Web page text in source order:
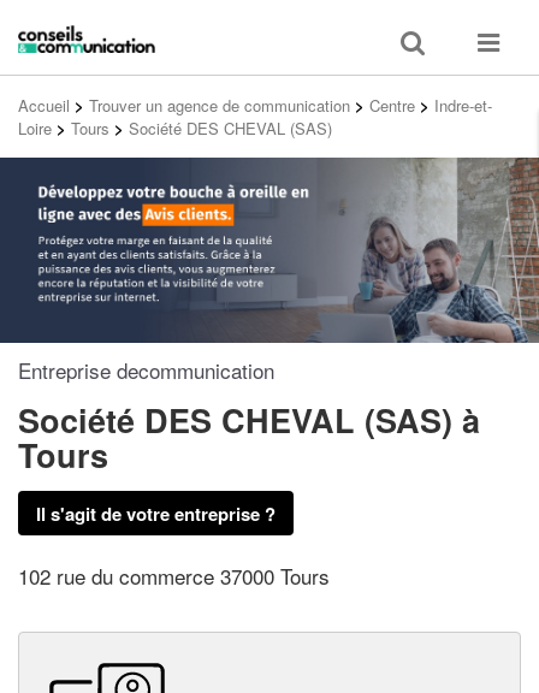
Toggle
search
Toggle
Accueil > Trouver un agence de communication > Centre > Indre-et-
Loire > Tours > Société DES CHEVAL (SAS)
Entreprise decommunication
Société DES CHEVAL (SAS) à
Tours
Il s'agit de votre entreprise ?
102 rue du commerce 37000 Tours